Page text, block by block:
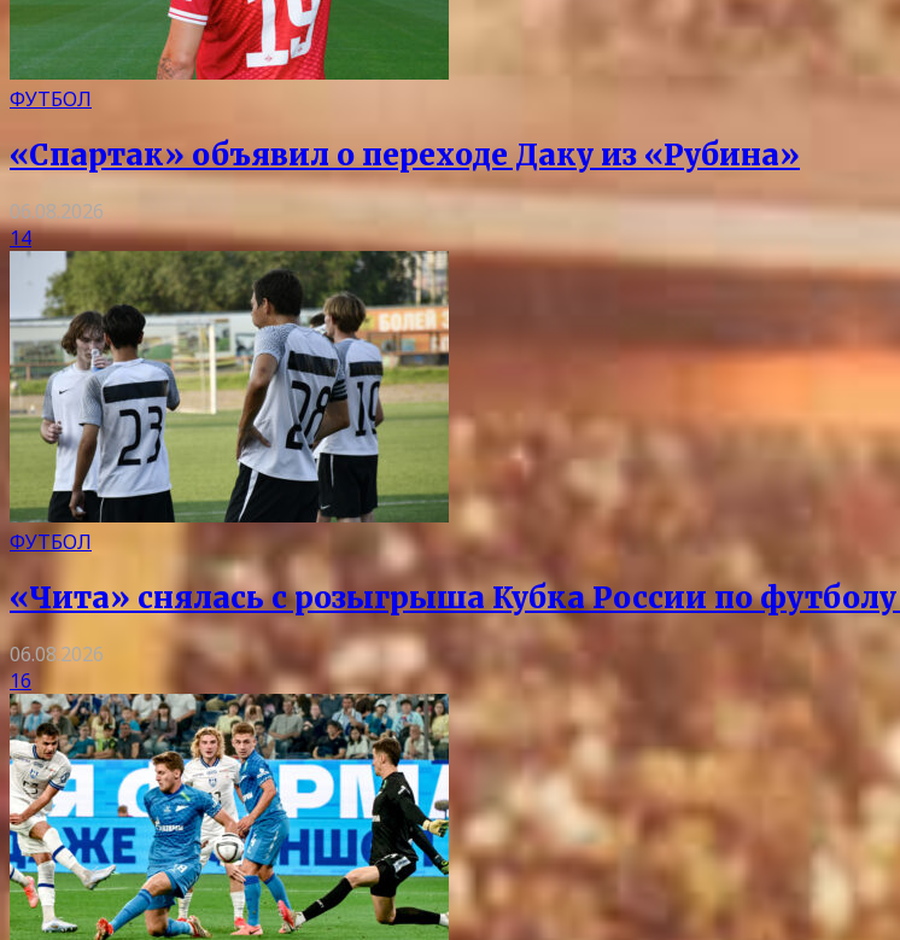
ФУТБОЛ
«Спартак» объявил о переходе Даку из «Рубина»
06.08.2026
14
ФУТБОЛ
«Чита» снялась с розыгрыша Кубка России по
06.08.2026
16